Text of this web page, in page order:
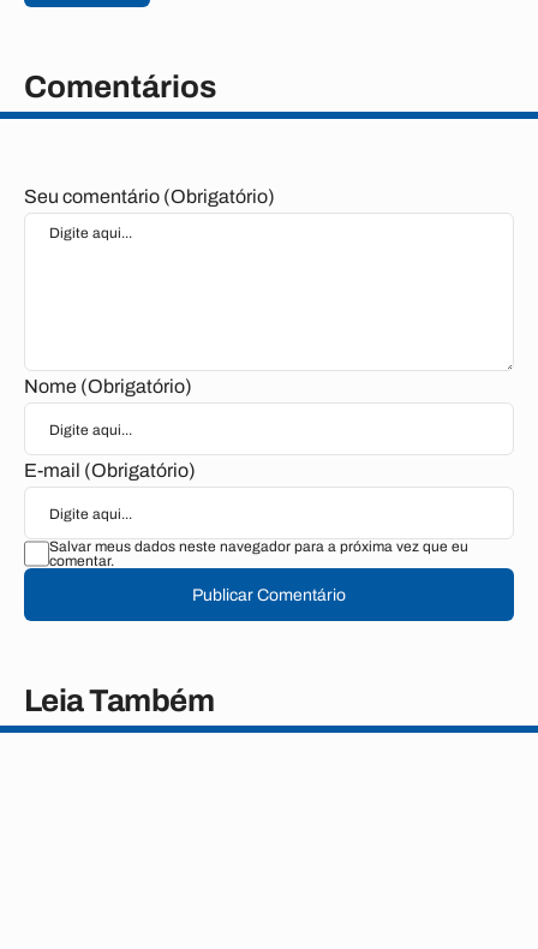
Comentários
Seu comentário (Obrigatório)
Nome (Obrigatório)
E-mail (Obrigatório)
Salvar meus dados neste navegador para a próxima vez que eu
comentar.
Publicar Comentário
Leia Também